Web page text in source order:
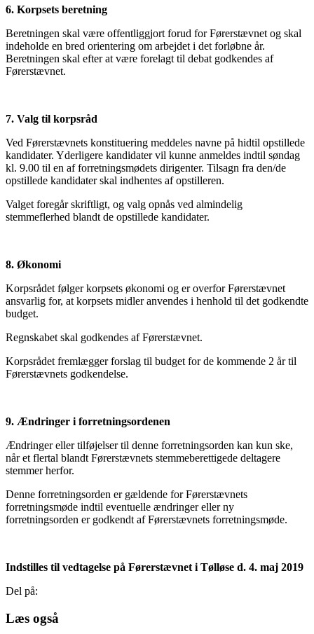
6. Korpsets beretning
Beretningen skal være offentliggjort forud for Førerstævnet og skal
indeholde en bred orientering om arbejdet i det forløbne år.
Beretningen skal efter at være forelagt til debat godkendes af
Førerstævnet.
7. Valg til korpsråd
Ved Førerstævnets konstituering meddeles navne på hidtil opstillede
kandidater. Yderligere kandidater vil kunne anmeldes indtil søndag
kl. 9.00 til en af forretningsmødets dirigenter. Tilsagn fra den/de
opstillede kandidater skal indhentes af opstilleren.
Valget foregår skriftligt, og valg opnås ved almindelig
stemmeflerhed blandt de opstillede kandidater.
8. Økonomi
Korpsrådet følger korpsets økonomi og er overfor Førerstævnet
ansvarlig for, at korpsets midler anvendes i henhold til det godkendte
budget.
Regnskabet skal godkendes af Førerstævnet.
Korpsrådet fremlægger forslag til budget for de kommende 2 år til
Førerstævnets godkendelse.
9. Ændringer i forretningsordenen
Ændringer eller tilføjelser til denne forretningsorden kan kun ske,
når et flertal blandt Førerstævnets stemmeberettigede deltagere
stemmer herfor.
Denne forretningsorden er gældende for Førerstævnets
forretningsmøde indtil eventuelle ændringer eller ny
forretningsorden er godkendt af Førerstævnets forretningsmøde.
Indstilles til vedtagelse på Førerstævnet i Tølløse d. 4. maj 2019
Del på:
Læs også